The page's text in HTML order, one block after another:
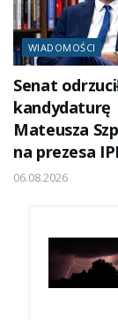
WIADOMOŚCI
Senat
kandydaturę
Mateusza
na prezesa
06.08.2026